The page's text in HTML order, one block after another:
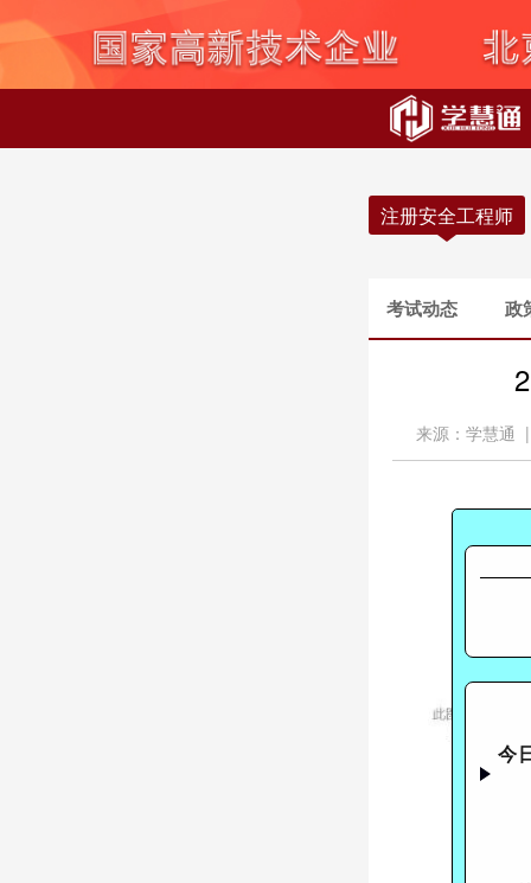
注册安全工程师
考试动态 政
来源：学慧通
今